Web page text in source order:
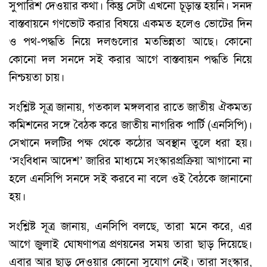
সুপারিশ দেওয়ার কথা। কিন্তু সেটা এখনো চূড়ান্ত হয়নি। সনদ
বাস্তবায়নে গণভোট করার বিষয়ে একমত হলেও ভোটের দিন
ও পথ-পদ্ধতি নিয়ে দলগুলোর মতভিন্নতা আছে। কোনো
কোনো দল সনদে সই করার আগে বাস্তবায়ন পদ্ধতি নিয়ে
নিশ্চয়তা চায়।
সংশ্লিষ্ট সূত্র জানায়, গতকাল মঙ্গলবার রাতে জাতীয় ঐকমত্য
কমিশনের সঙ্গে বৈঠক করে জাতীয় নাগরিক পার্টি (এনসিপি)।
সেখানে দলটির পক্ষ থেকে কঠোর অবস্থান তুলে ধরা হয়।
‘সংবিধান আদেশ’ জারির মাধ্যমে সংস্কারপ্রক্রিয়া আগানো না
হলে এনসিপি সনদে সই করবে না বলে ওই বৈঠকে জানানো
হয়।
সংশ্লিষ্ট সূত্র জানায়, এনসিপি বলছে, তারা মনে করে, এর
আগে জুলাই ঘোষণাপত্র প্রণয়নের সময় তারা ছাড় দিয়েছে।
এবার আর ছাড় দেওয়ার কোনো সুযোগ নেই। তারা সংস্কার,